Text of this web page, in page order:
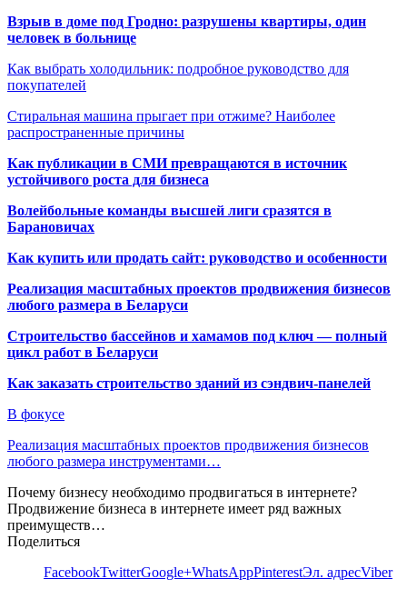
Взрыв в доме под Гродно: разрушены квартиры, один
человек в больнице
Как выбрать холодильник: подробное руководство для
покупателей
Стиральная машина прыгает при отжиме? Наиболее
распространенные причины
Как публикации в СМИ превращаются в источник
устойчивого роста для бизнеса
Волейбольные команды высшей лиги сразятся в
Барановичах
Как купить или продать сайт: руководство и особенности
Реализация масштабных проектов продвижения бизнесов
любого размера в Беларуси
Строительство бассейнов и хамамов под ключ — полный
цикл работ в Беларуси
Как заказать строительство зданий из сэндвич-панелей
В фокусе
Реализация масштабных проектов продвижения бизнесов
любого размера инструментами…
Почему бизнесу необходимо продвигаться в интернете?
Продвижение бизнеса в интернете имеет ряд важных
преимуществ…
Поделиться
FacebookTwitterGoogle+WhatsAppPinterestЭл. адресViber